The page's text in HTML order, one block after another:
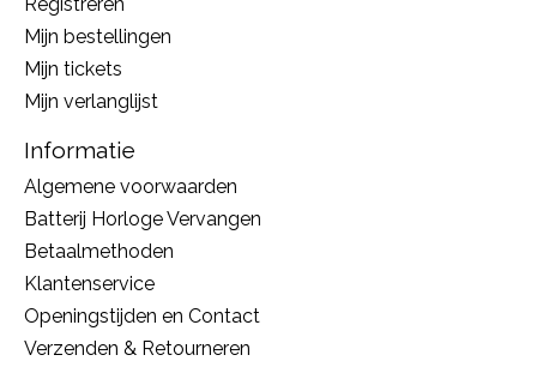
Mijn bestellingen
Mijn tickets
Mijn verlanglijst
Informatie
Algemene voorwaarden
Batterij Horloge Vervangen
Betaalmethoden
Klantenservice
Openingstijden en Contact
Verzenden & Retourneren